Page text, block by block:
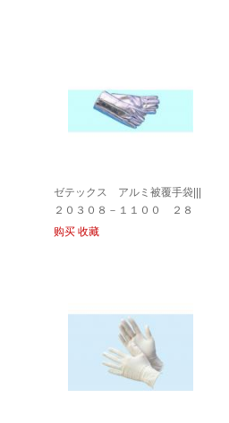
ゼテックス アルミ被覆手袋|||
２０３０８－１１００ ２８
㎝/Zetekkusu铝涂层手套| | |
购买 收藏